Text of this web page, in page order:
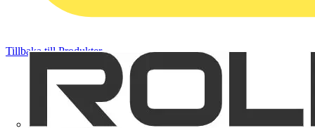
Tillbaka till Produkter